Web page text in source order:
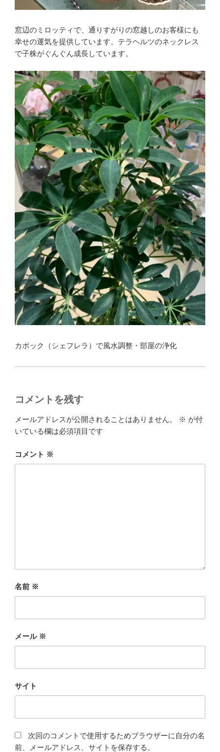
窓辺のミロッティで、通りすがりの窓越しのお客様にも
幸せの運気を提供しています。テラヘルツのネックレス
で子株がぐんぐん成長しています。
カポック（シェフレラ）で風水調整・部屋の浄化
コメントを残す
メールアドレスが公開されることはありません。 ※ が付
いている欄は必須項目です
コメント ※
名前 ※
メール ※
サイト
次回のコメントで使用するためブラウザーに自分の名
前、メールアドレス、サイトを保存する。